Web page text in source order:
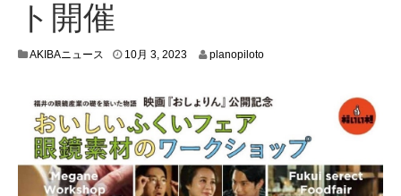
ト開催
AKIBAニュース 10月 3, 20239
7
,
2
0
3
planopiloto